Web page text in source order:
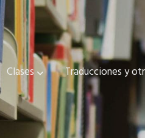
Clases Traducciones y